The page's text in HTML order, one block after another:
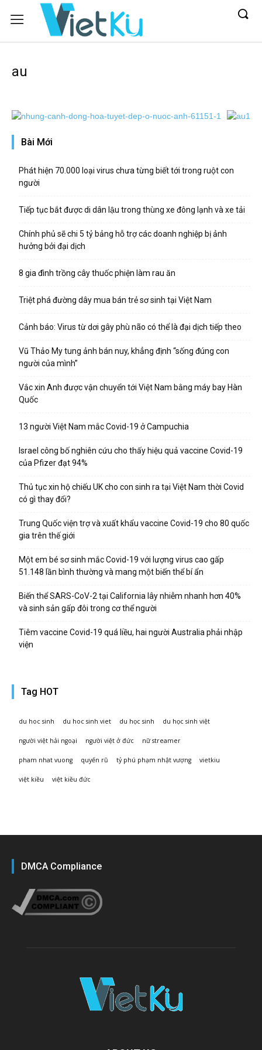
au
Bài Mới
Phát hiện 70.000 loại virus chưa từng biết tới trong ruột con
người
Tiếp tục bắt được di dân lậu trong thùng xe đông lạnh và xe tải
Chính phủ sẽ chi 5 tỷ bảng hỗ trợ các doanh nghiệp bị ảnh
hưởng bởi đại dịch
8 gia đình trồng cây thuốc phiện làm rau ăn
Triệt phá đường dây mua bán trẻ sơ sinh tại Việt Nam
Cảnh báo: Virus từ dơi gây phù não có thể là đại dịch tiếp theo
Vũ Thảo My tung ảnh bán nuy, khẳng định “sống đúng con
người của mình”
Vắc xin Anh được vận chuyển tới Việt Nam bằng máy bay Hàn
Quốc
13 người Việt Nam mắc Covid-19 ở Campuchia
Israel công bố nghiên cứu cho thấy hiệu quả vaccine Covid-19
của Pfizer đạt 94%
Thủ tục xin hộ chiếu UK cho con sinh ra tại Việt Nam thời Covid
có gì thay đổi?
Trung Quốc viện trợ và xuất khẩu vaccine Covid-19 cho 80 quốc
gia trên thế giới
Một em bé sơ sinh mắc Covid-19 với lượng virus cao gấp
51.148 lần bình thường và mang một biến thể bí ẩn
Biến thể SARS-CoV-2 tại California lây nhiễm nhanh hơn 40%
và sinh sản gấp đôi trong cơ thể người
Tiêm vaccine Covid-19 quá liều, hai người Australia phải nhập
viện
Tag HOT
du hoc sinh du hoc sinh viet du học sinh du học sinh việt
người việt hải ngoại người việt ở đức nữ streamer
pham nhat vuong quyến rũ tỷ phú phạm nhật vượng vietkiu
việt kiều việt kiều đức
DMCA Compliance